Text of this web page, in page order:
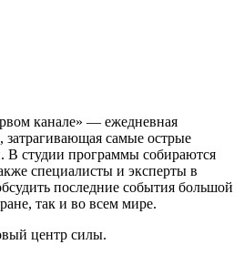
канале» — ежедневная
затрагивающая самые острые
В студии программы собираются
специалисты и эксперты в
последние события большой
так и во всем мире.
центр силы.